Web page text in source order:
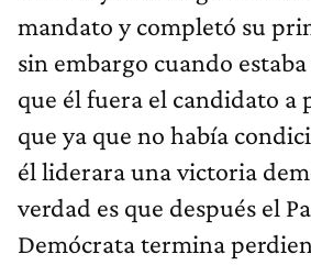
mandato y completó su
sin embargo cuando
que él fuera el candidato a
que ya que no había
él liderara una victoria
verdad es que después el
Demócrata termina